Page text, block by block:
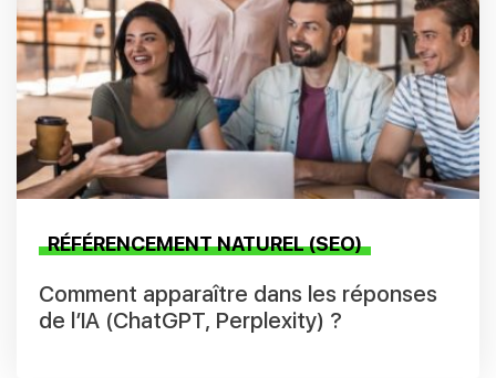
RÉFÉRENCEMENT NATUREL (SEO)
Comment apparaître dans les réponses
de l’IA (ChatGPT, Perplexity) ?